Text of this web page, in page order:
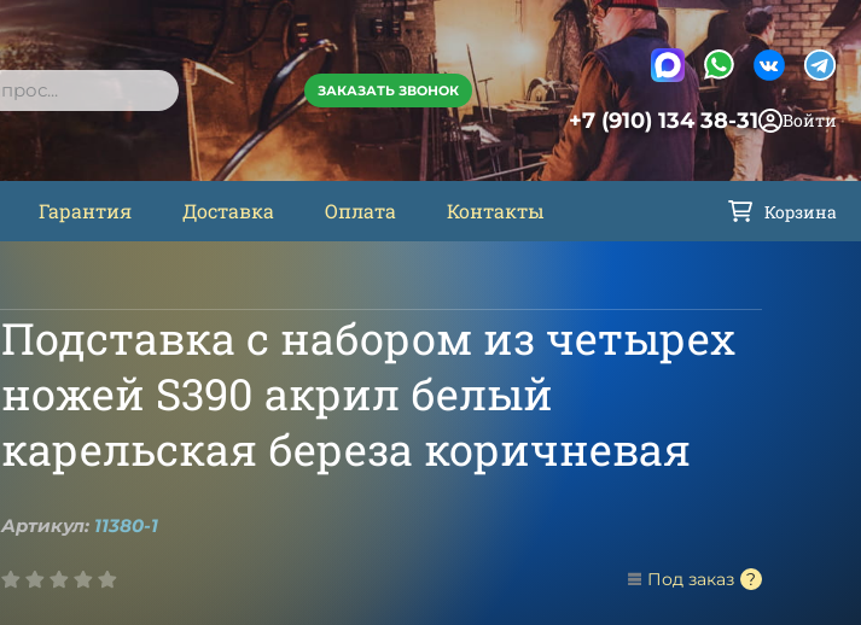
ПОИСК ЗАКАЗАТЬ ЗВОНОК
+7 (910) 134 38-31 Войти
Гарантия Доставка Оплата Контакты Корзина
Подставка с набором из четырех
ножей S390 акрил белый
карельская береза коричневая
Артикул: 11380-1
Под заказ